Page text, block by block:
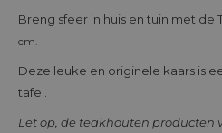
Breng sfeer in huis en tuin met de
cm.
Deze leuke en originele kaars is
tafel.
Let op, de teakhouten producten